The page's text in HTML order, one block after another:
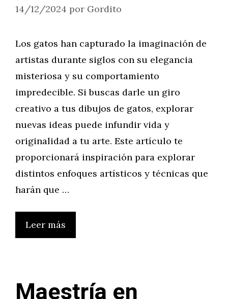
14/12/2024 por Gordito
Los gatos han capturado la imaginación de
artistas durante siglos con su elegancia
misteriosa y su comportamiento
impredecible. Si buscas darle un giro
creativo a tus dibujos de gatos, explorar
nuevas ideas puede infundir vida y
originalidad a tu arte. Este artículo te
proporcionará inspiración para explorar
distintos enfoques artísticos y técnicas que
harán que …
Leer más